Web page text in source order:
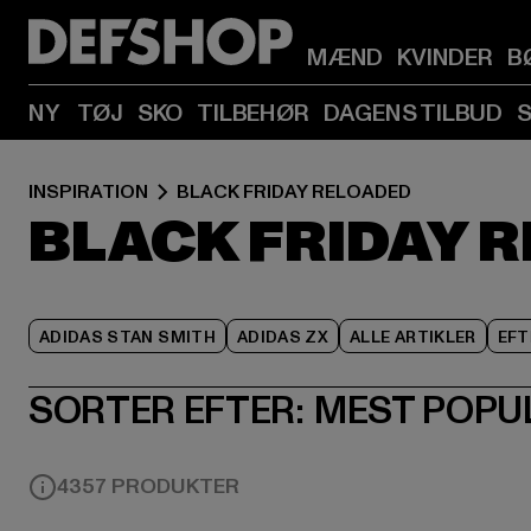
MÆND KVINDER
NY TØJ SKO TILBEHØR DAGENS TILBUD
INSPIRATION BLACK FRIDAY RELOADED
BLACK FRIDAY
ADIDAS STAN SMITH ADIDAS ZX ALLE ARTIKLER
SORTER EFTER: MEST
4357 PRODUKTER